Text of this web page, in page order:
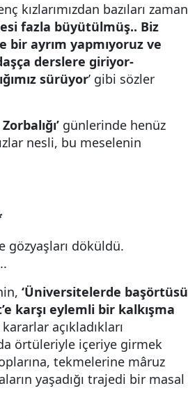
kızlarımızdan bazıları zaman
fazla büyütülmüş.. Biz
bir ayrım yapmıyoruz ve
derslere giriyor-
sürüyor’ gibi sözler
günlerinde henüz
nesli, bu meselenin
gözyaşları döküldü.
‘Üniversitelerde başörtüsü
karşı eylemli bir kalkışma
açıkladıkları
örtüleriyle içeriye girmek
tekmelerine mâruz
yaşadığı trajedi bir masal